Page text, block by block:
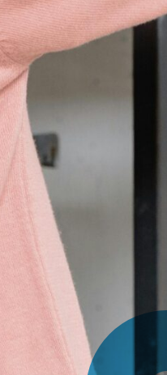
met dyscalculie
terwijl ze dat niet